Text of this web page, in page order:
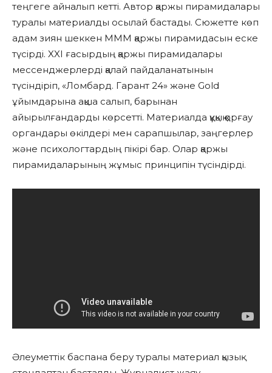
теңгеге айналып кетті. Автор қаржы пирамидалары
туралы материалды осылай бастады. Сюжетте көп
адам зиян шеккен МММ қаржы пирамидасын еске
түсірді. XXI ғасырдың қаржы пирамидалары
мессенджерлерді қалай пайдаланатынын
түсіндіріп, «Ломбард. Гарант 24» және Gold
ұйымдарына ақша салып, барынан
айырылғандарды көрсетті. Материалда құқық қорғау
органдары өкілдері мен сарапшылар, заңгерлер
және психологтардың пікірі бар. Олар қаржы
пирамидаларының жұмыс принципін түсіндірді.
Әлеуметтік баспана беру туралы материал қызық